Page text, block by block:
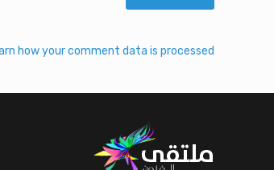
how your comment data is processed.